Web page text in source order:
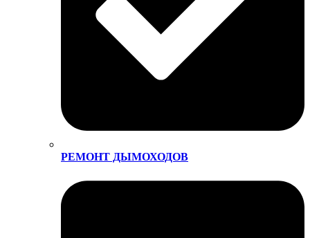
РЕМОНТ ДЫМОХОДОВ